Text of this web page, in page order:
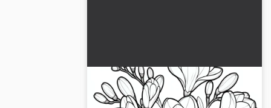
Ihania fresioita: Ilmaisia
värityskuvia